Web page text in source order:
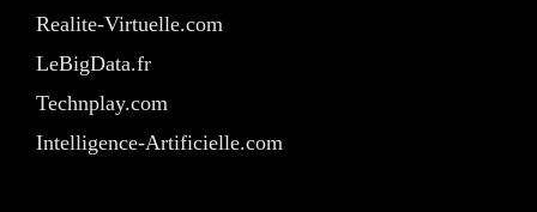
Realite-Virtuelle.com
LeBigData.fr
Technplay.com
Intelligence-Artificielle.com